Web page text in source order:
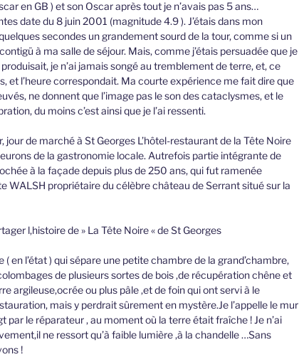
en GB ) et son Oscar après tout je n’avais pas 5 ans…
date du 8 juin 2001 (magnitude 4.9 ). J’étais dans mon
secondes un grandement sourd de la tour, comme si un
à ma salle de séjour. Mais, comme j’étais persuadée que je
je n’ai jamais songé au tremblement de terre, et, ce
et l’heure correspondait. Ma courte expérience me fait dire que
ne donnent que l’image pas le son des cataclysmes, et le
du moins c’est ainsi que je l’ai ressenti.
de marché à St Georges L’hôtel-restaurant de la Tête Noire
de la gastronomie locale. Autrefois partie intégrante de
à la façade depuis plus de 250 ans, qui fut ramenée
WALSH propriétaire du célèbre château de Serrant situé sur la
l,histoire de » La Tête Noire « de St Georges
en l’état ) qui sépare une petite chambre de la grand’chambre,
de plusieurs sortes de bois ,de récupération chêne et
argileuse,ocrée ou plus pâle ,et de foin qui ont servi à le
mais y perdrait sûrement en mystère.Je l’appelle le mur
le réparateur , au moment où la terre était fraîche ! Je n’ai
ne ressort qu’à faible lumière ,à la chandelle …Sans
!